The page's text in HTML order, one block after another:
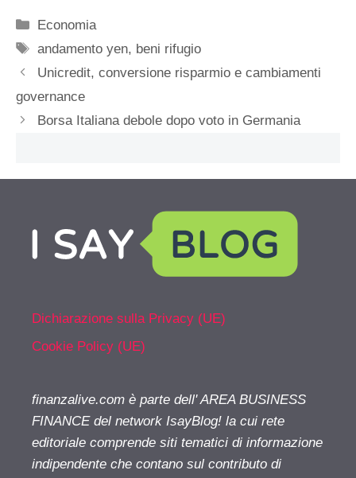
Categorie
Economia
Tag
andamento yen, beni rifugio
Unicredit, conversione risparmio e cambiamenti
governance
Borsa Italiana debole dopo voto in Germania
Dichiarazione sulla Privacy (UE)
Cookie Policy (UE)
finanzalive.com è parte dell' AREA BUSINESS
FINANCE del network IsayBlog! la cui rete
editoriale comprende siti tematici di informazione
indipendente che contano sul contributo di